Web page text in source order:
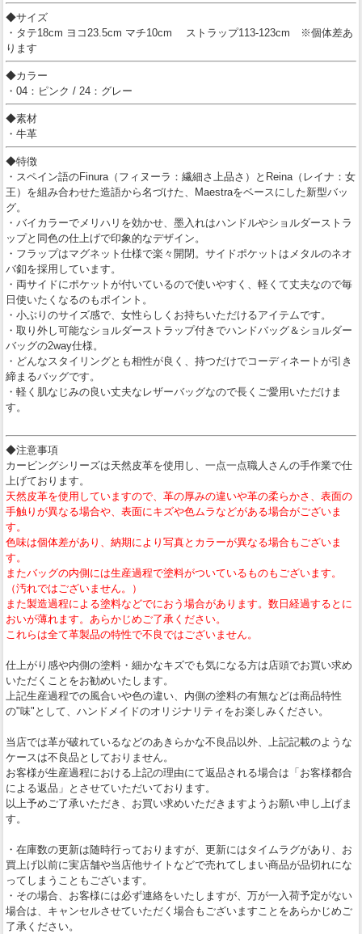
◆サイズ
・タテ18cm ヨコ23.5cm マチ10cm ストラップ113-123cm ※個体差あ
ります
◆カラー
・04：ピンク / 24：グレー
◆素材
・牛革
◆特徴
・スペイン語のFinura（フィヌーラ：繊細さ上品さ）とReina（レイナ：女
王）を組み合わせた造語から名づけた、Maestraをベースにした新型バッ
グ。
・バイカラーでメリハリを効かせ、墨入れはハンドルやショルダーストラ
ップと同色の仕上げで印象的なデザイン。
・フラップはマグネット仕様で楽々開閉。サイドポケットはメタルのネオ
バ釦を採用しています。
・両サイドにポケットが付いているので使いやすく、軽くて丈夫なので毎
日使いたくなるのもポイント。
・小ぶりのサイズ感で、女性らしくお持ちいただけるアイテムです。
・取り外し可能なショルダーストラップ付きでハンドバッグ＆ショルダー
バッグの2way仕様。
・どんなスタイリングとも相性が良く、持つだけでコーディネートが引き
締まるバッグです。
・軽く肌なじみの良い丈夫なレザーバッグなので長くご愛用いただけま
す。
◆注意事項
カービングシリーズは天然皮革を使用し、一点一点職人さんの手作業で仕
上げております。
天然皮革を使用していますので、革の厚みの違いや革の柔らかさ、表面の
手触りが異なる場合や、表面にキズや色ムラなどがある場合がございま
す。
色味は個体差があり、納期により写真とカラーが異なる場合もございま
す。
またバッグの内側には生産過程で塗料がついているものもございます。
（汚れではございません。）
また製造過程による塗料などでにおう場合があります。数日経過するとに
おいが薄れます。あらかじめご了承ください。
これらは全て革製品の特性で不良ではございません。
仕上がり感や内側の塗料・細かなキズでも気になる方は店頭でお買い求め
いただくことをお勧めいたします。
上記生産過程での風合いや色の違い、内側の塗料の有無などは商品特性
の"味"として、ハンドメイドのオリジナリティをお楽しみください。
当店では革が破れているなどのあきらかな不良品以外、上記記載のような
ケースは不良品としておりません。
お客様が生産過程における上記の理由にて返品される場合は「お客様都合
による返品」とさせていただいております。
以上予めご了承いただき、お買い求めいただきますようお願い申し上げま
す。
・在庫数の更新は随時行っておりますが、更新にはタイムラグがあり、お
買上げ以前に実店舗や当店他サイトなどで売れてしまい商品が品切れにな
ってしまうこともございます。
・その場合、お客様には必ず連絡をいたしますが、万が一入荷予定がない
場合は、キャンセルさせていただく場合もございますことをあらかじめご
了承ください。